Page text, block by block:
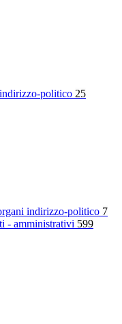
politico 25
indirizzo-politico 7
- amministrativi 599